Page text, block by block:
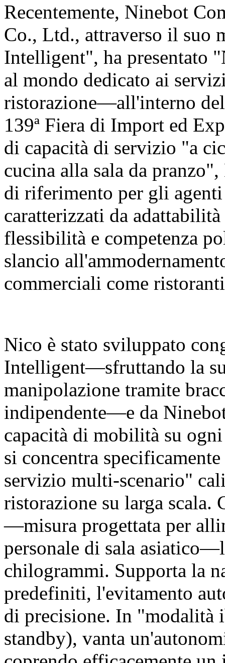
Recentemente, Ninebot
Co., Ltd., attraverso il suo
Intelligent", ha
al mondo dedicato ai
ristorazione—all'interno
139ª Fiera di Import ed
di capacità di servizio "a
cucina alla sala da
di riferimento per gli
caratterizzati da
flessibilità e competenza
slancio
commerciali come
Nico è stato sviluppato
Intelligent—sfruttando la
manipolazione tramite
indipendente—e da
capacità di mobilità su
si concentra
servizio multi-scenario"
ristorazione su larga scala.
—misura progettata per
personale di sala
chilogrammi. Supporta la
predefiniti, l'evitamento
di precisione. In "modalità
standby), vanta